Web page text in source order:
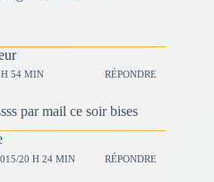
H 54 MIN RÉPONDRE
par mail ce soir bises
20 H 24 MIN RÉPONDRE